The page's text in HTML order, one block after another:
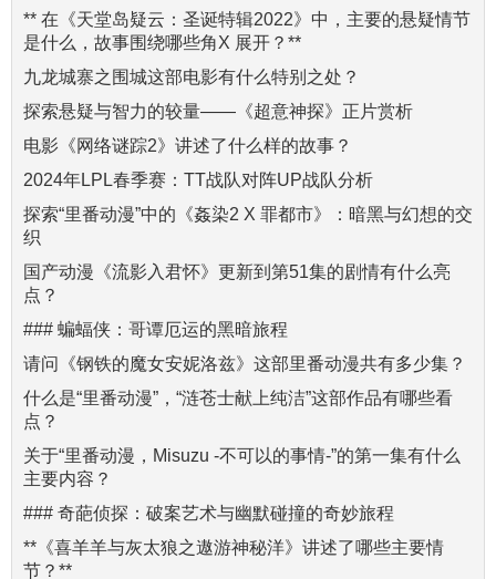
** 在《天堂岛疑云：圣诞特辑2022》中，主要的悬疑情节
是什么，故事围绕哪些角X 展开？**
九龙城寨之围城这部电影有什么特别之处？
探索悬疑与智力的较量——《超意神探》正片赏析
电影《网络谜踪2》讲述了什么样的故事？
2024年LPL春季赛：TT战队对阵UP战队分析
探索“里番动漫”中的《姦染2 X 罪都市》：暗黑与幻想的交
织
国产动漫《流影入君怀》更新到第51集的剧情有什么亮
点？
### 蝙蝠侠：哥谭厄运的黑暗旅程
请问《钢铁的魔女安妮洛兹》这部里番动漫共有多少集？
什么是“里番动漫”，“涟苍士献上纯洁”这部作品有哪些看
点？
关于“里番动漫，Misuzu -不可以的事情-”的第一集有什么
主要内容？
### 奇葩侦探：破案艺术与幽默碰撞的奇妙旅程
**《喜羊羊与灰太狼之遨游神秘洋》讲述了哪些主要情
节？**